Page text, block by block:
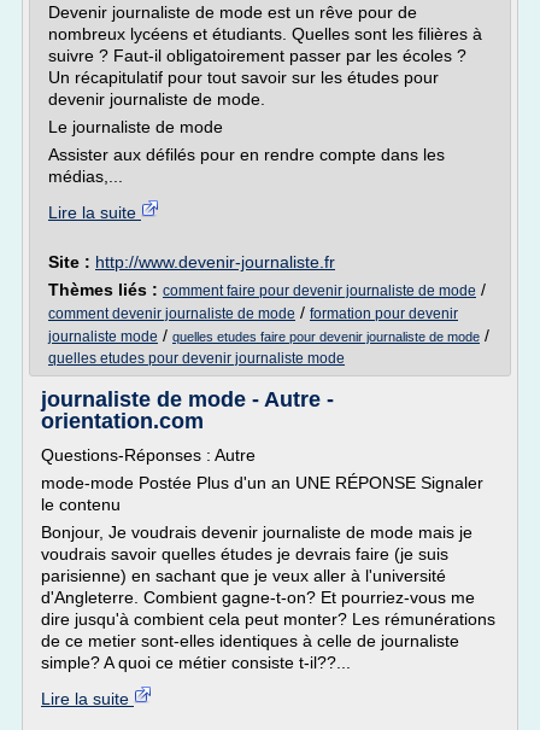
Devenir journaliste de mode est un rêve pour de
nombreux lycéens et étudiants. Quelles sont les filières à
suivre ? Faut-il obligatoirement passer par les écoles ?
Un récapitulatif pour tout savoir sur les études pour
devenir journaliste de mode.
Le journaliste de mode
Assister aux défilés pour en rendre compte dans les
médias,...
Lire la suite
Site : http://www.devenir-journaliste.fr
Thèmes liés : comment faire pour devenir journaliste de mode /
comment devenir journaliste de mode / formation pour devenir
journaliste mode / quelles etudes faire pour devenir journaliste de mode /
quelles etudes pour devenir journaliste mode
journaliste de mode - Autre -
orientation.com
Questions-Réponses : Autre
mode-mode Postée Plus d'un an UNE RÉPONSE Signaler
le contenu
Bonjour, Je voudrais devenir journaliste de mode mais je
voudrais savoir quelles études je devrais faire (je suis
parisienne) en sachant que je veux aller à l'université
d'Angleterre. Combient gagne-t-on? Et pourriez-vous me
dire jusqu'à combient cela peut monter? Les rémunérations
de ce metier sont-elles identiques à celle de journaliste
simple? A quoi ce métier consiste t-il??...
Lire la suite